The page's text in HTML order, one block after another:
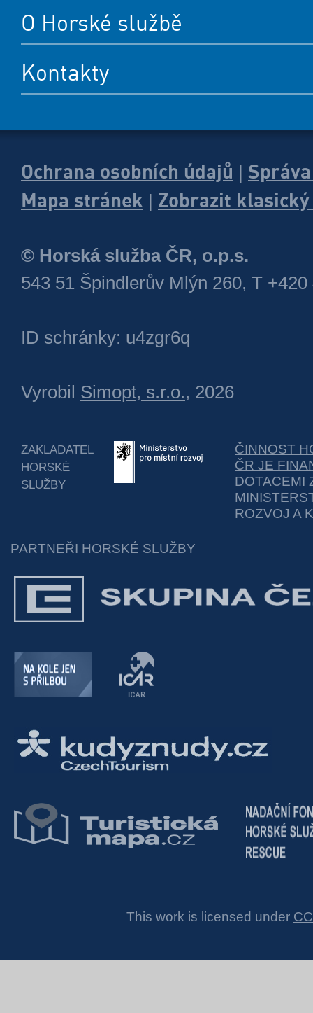
O Horské službě
Kontakty
Ochrana osobních údajů
Mapa stránek
Zobrazit
© Horská služba ČR, o.p.s.
543 51 Špindlerův Mlýn 260, T +420
ID schránky: u4zgr6q
Vyrobil Simopt, s.r.o., 2026
ZAKLADATEL
HORSKÉ
SLUŽBY
ČINNOST
ČR JE
DOTACEMI
ROZVOJ A
PARTNEŘI HORSKÉ SLUŽBY
This work is licensed under